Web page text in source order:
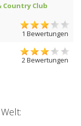
Country Club
1 Bewertungen
2 Bewertungen